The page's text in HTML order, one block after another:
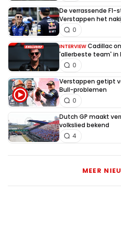
De verrassende
Verstappen het
0
INTERVIEW Cadillac
'allerbeste team' in
0
Verstappen getipt
Bull-problemen
0
Dutch GP maakt
volkslied bekend
4
MEER